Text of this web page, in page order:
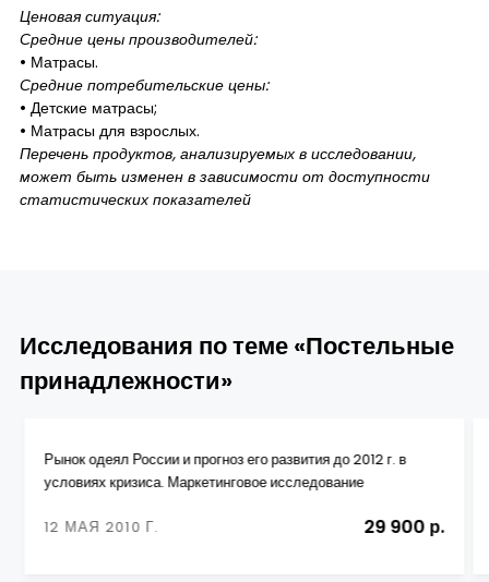
Ценовая ситуация:
Средние цены производителей:
• Матрасы.
Средние потребительские цены:
• Детские матрасы;
• Матрасы для взрослых.
Перечень продуктов, анализируемых в исследовании,
может быть изменен в зависимости от доступности
статистических показателей
Исследования по теме «Постельные
принадлежности»
Рынок одеял России и прогноз его развития до 2012 г. в
условиях кризиса. Маркетинговое исследование
12 МАЯ 2010 Г. 29 900 р.